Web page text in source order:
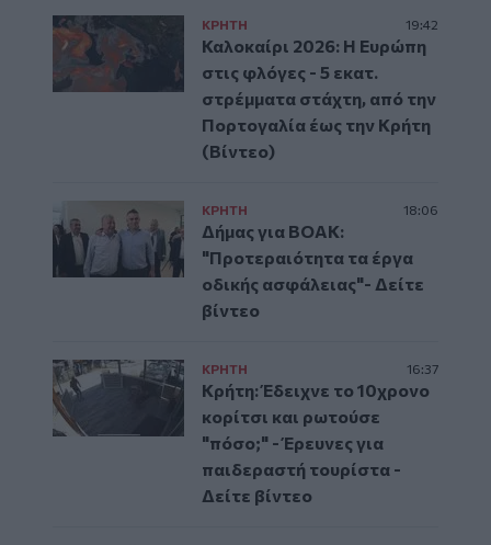
ΚΡΗΤΗ 19:42
Καλοκαίρι 2026: Η Ευρώπη
στις φλόγες - 5 εκατ.
στρέμματα στάχτη, από την
Πορτογαλία έως την Κρήτη
(Βίντεο)
ΚΡΗΤΗ 18:06
Δήμας για ΒΟΑΚ:
"Προτεραιότητα τα έργα
οδικής ασφάλειας"- Δείτε
βίντεο
ΚΡΗΤΗ 16:37
Κρήτη: Έδειχνε το 10χρονο
κορίτσι και ρωτούσε
"πόσο;" - Έρευνες για
παιδεραστή τουρίστα -
Δείτε βίντεο